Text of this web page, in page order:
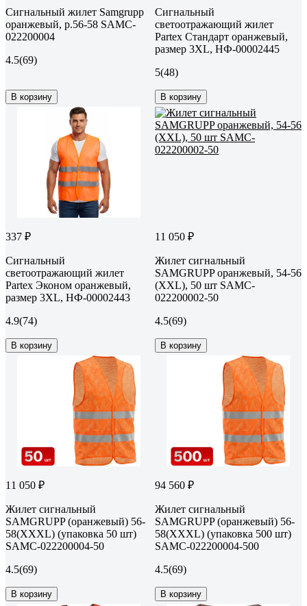
Сигнальный жилет Samgrupp
оранжевый, р.56-58 SAMC-
022200004
4.5(69)
В корзину
Сигнальный
светоотражающий жилет
Partex Стандарт оранжевый,
размер 3XL, НФ-00002445
5(48)
В корзину
337 ₽
Сигнальный
светоотражающий жилет
Partex Эконом оранжевый,
размер 3XL, НФ-00002443
4.9(74)
В корзину
11 050 ₽
Жилет сигнальный
SAMGRUPP оранжевый, 54-56
(XXL), 50 шт SAMC-
022200002-50
4.5(69)
В корзину
11 050 ₽
Жилет сигнальный
SAMGRUPP (оранжевый) 56-
58(XXXL) (упаковка 50 шт)
SAMC-022200004-50
4.5(69)
В корзину
94 560 ₽
Жилет сигнальный
SAMGRUPP (оранжевый) 56-
58(XXXL) (упаковка 500 шт)
SAMC-022200004-500
4.5(69)
В корзину